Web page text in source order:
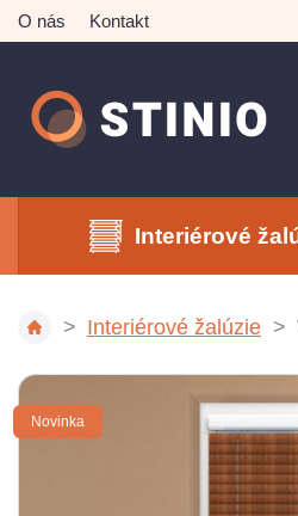
O nás Kontakt
Interiérové
Interiérové žalúzie
Novinka